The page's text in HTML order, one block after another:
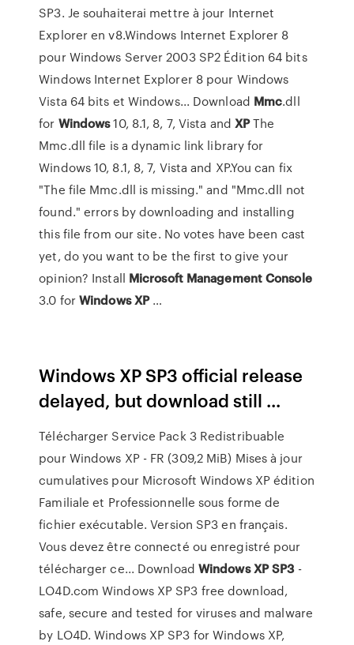
SP3. Je souhaiterai mettre à jour Internet
Explorer en v8.Windows Internet Explorer 8
pour Windows Server 2003 SP2 Édition 64 bits
Windows Internet Explorer 8 pour Windows
Vista 64 bits et Windows... Download Mmc.dll
for Windows10, 8.1, 8, 7, Vista and XPThe
Mmc.dll file is a dynamic link library for
Windows 10, 8.1, 8, 7, Vista and XP.You can fix
"The file Mmc.dll is missing." and "Mmc.dll not
found." errors by downloading and installing
this file from our site. No votes have been cast
yet, do you want to be the first to give your
opinion? Install Microsoft ManagementConsole
3.0 forWindows XP…
Windows XP SP3 official release
delayed, but download still ...
Télécharger Service Pack 3 Redistribuable
pour Windows XP - FR (309,2 MiB) Mises à jour
cumulatives pour Microsoft Windows XP édition
Familiale et Professionnelle sous forme de
fichier exécutable. Version SP3 en français.
Vous devez être connecté ou enregistré pour
télécharger ce... Download Windows XPSP3-
LO4D.com Windows XP SP3 free download,
safe, secure and tested for viruses and malware
by LO4D. Windows XP SP3 for Windows XP,